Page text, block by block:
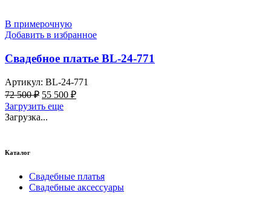
В примерочную
Добавить в избранное
Свадебное платье BL-24-771
Артикул: BL-24-771
72 500₽ Первоначальная
цена
составляла
55 500 ₽Текущая
Загрузить еще
Загрузка...
Каталог
Свадебные платья
Свадебные аксессуары